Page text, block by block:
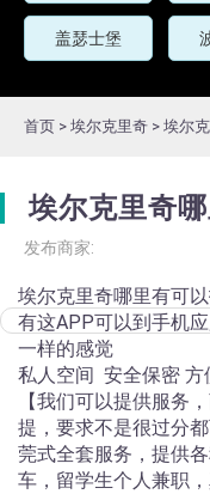
盖瑟士堡
首页 > 埃尔克里奇 > 埃尔
埃尔克里奇
发布商家:
埃尔克里奇哪里有可
有这APP可以到手机
一样的感觉
私人空间 安全保密 方
【我们可以提供服务
提，要求不是很过分
莞式全套服务，提供
车，留学生个人兼职